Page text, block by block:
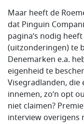
Maar heeft de
dat Pinguin
pagina’s nodig
(uitzonderingen) te
Denemarken e.a.
eigenheid te
Visegradlanden, die
innemen, zo’n opt
niet claimen?
interview overigens